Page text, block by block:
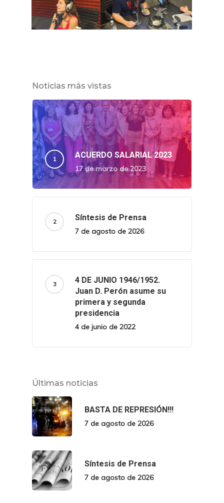
Noticias más vistas
ACUERDO SALARIAL 2023
17 de marzo de 2023
Síntesis de Prensa
7 de agosto de 2026
4 DE JUNIO 1946/1952.
Juan D. Perón asume su
primera y segunda
presidencia
4 de junio de 2022
Últimas noticias
BASTA DE REPRESIÓN!!!
7 de agosto de 2026
Síntesis de Prensa
7 de agosto de 2026